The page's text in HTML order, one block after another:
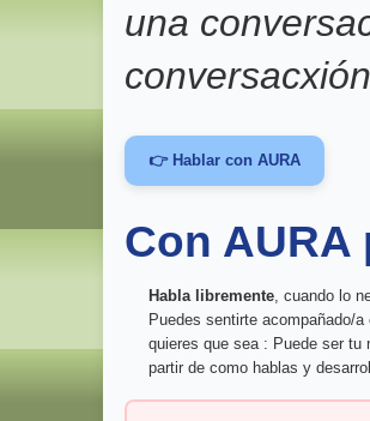
una
👉 Hablar con AURA
Con AURA
Habla libremente, cuando lo
Puedes sentirte acompañado/
quieres que sea : Puede ser tu
partir de como hablas y